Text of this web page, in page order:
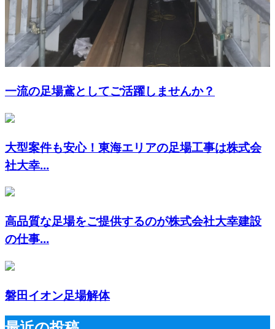
一流の足場鳶としてご活躍しませんか？
大型案件も安心！東海エリアの足場工事は株式会
社大幸...
高品質な足場をご提供するのが株式会社大幸建設
の仕事...
磐田イオン足場解体